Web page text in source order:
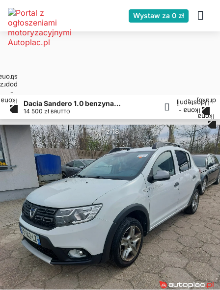
Wystaw za 0 zł
Dacia Sandero 1.0 benzyna 73 KM Klimatyzacja Niski przebieg
14 500 zł BRUTTO
1 z 18